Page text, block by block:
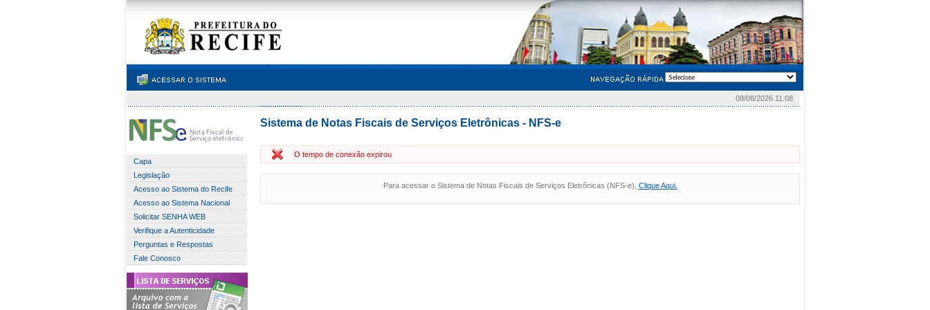
08/08/2026 11:08
Capa
Legislação
Acesso ao Sistema do Recife
Acesso ao Sistema Nacional
Solicitar SENHA WEB
Verifique a Autenticidade
Perguntas e Respostas
Fale Conosco
Sistema de Notas Fiscais de Serviços Eletrônicas - NFS-e
O tempo de conexão expirou
Para acessar o Sistema de Notas Fiscais de Serviços Eletrônicas (NFS-e), Clique Aqui.